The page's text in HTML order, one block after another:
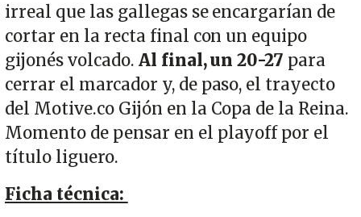
irreal que las gallegas se encargarían de
cortar en la recta final con un equipo
gijonés volcado. Al final, un 20-27 para
cerrar el marcador y, de paso, el trayecto
del Motive.co Gijón en la Copa de la Reina.
Momento de pensar en el playoff por el
título liguero.
Ficha técnica: